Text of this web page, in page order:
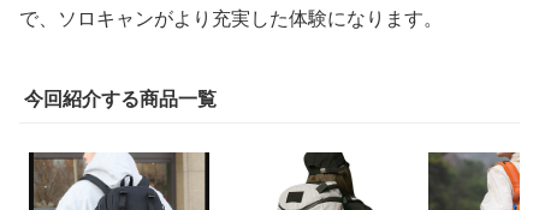
で、ソロキャンがより充実した体験になります。
今回紹介する商品一覧